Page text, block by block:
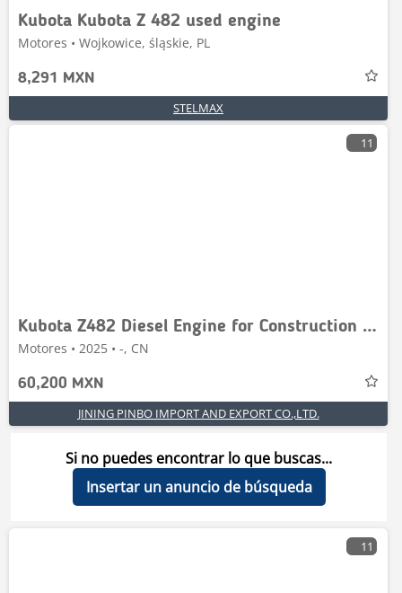
Kubota Kubota Z 482 used engine
Motores • Wojkowice, śląskie, PL
8,291 MXN
STELMAX
11
Kubota Z482 Diesel Engine for Construction Machine
Motores • 2025 • -, CN
60,200 MXN
JINING PINBO IMPORT AND EXPORT CO.,LTD.
Si no puedes encontrar lo que buscas...
Insertar un anuncio de búsqueda
11